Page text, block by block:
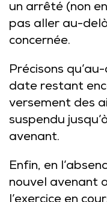
un arrêté (non
pas aller au-
concernée.
Précisons
date restant
versement des
suspendu
avenant.
Enfin, en
nouvel avenant